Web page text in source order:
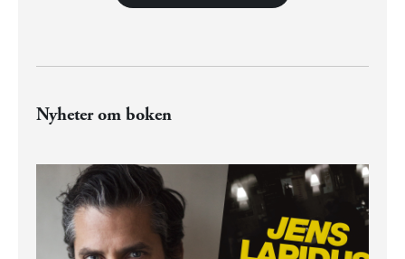
Nyheter om boken